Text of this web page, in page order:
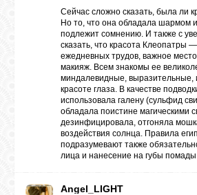
Сейчас сложно сказать, была ли
Но то, что она обладала шармом
подлежит сомнению. И также с
сказать, что красота Клеопатры
ежедневных трудов, важное
макияж. Всем знакомы ее
миндалевидные, выразительные,
красоте глаза. В качестве
использовала галену (сульфид
обладала поистине магическими
дезинфицировала, отгоняла
воздействия солнца. Правила
подразумевают также
лица и нанесение на губы помады
Angel_LIGHT